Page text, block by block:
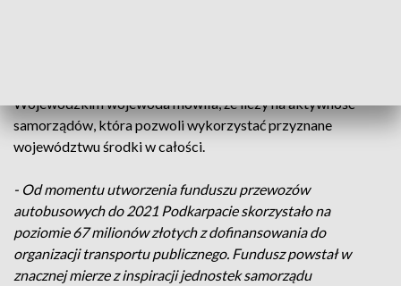
Wojewódzkim wojewoda mówiła, że liczy na aktywność
samorządów, która pozwoli wykorzystać przyznane
województwu środki w całości.
- Od momentu utworzenia funduszu przewozów
autobusowych do 2021 Podkarpacie skorzystało na
poziomie 67 milionów złotych z dofinansowania do
organizacji transportu publicznego. Fundusz powstał w
znacznej mierze z inspiracji jednostek samorządu